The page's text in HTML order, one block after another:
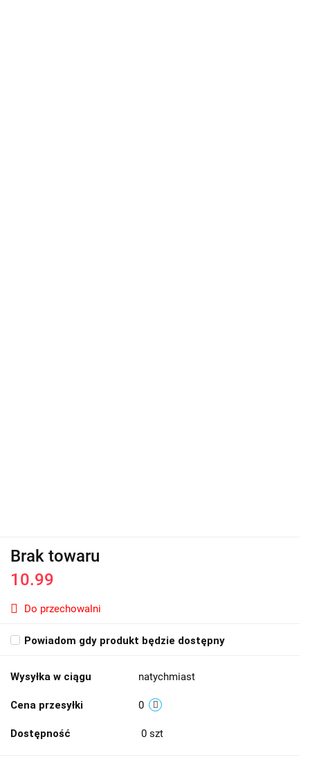
Brak towaru
10.99
Do przechowalni
Powiadom gdy produkt będzie dostępny
Wysyłka w ciągu natychmiast
Cena przesyłki 0
Dostępność 0 szt